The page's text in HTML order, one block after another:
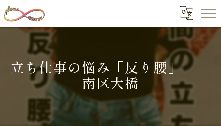
立ち仕事の悩み「反り腰」
南区大橋